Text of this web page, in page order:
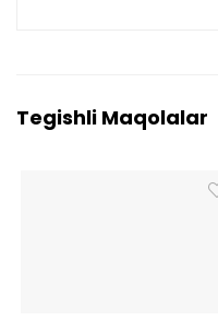
Tegishli Maqolalar